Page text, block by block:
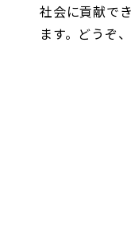
社会に貢献で
ます。どうぞ